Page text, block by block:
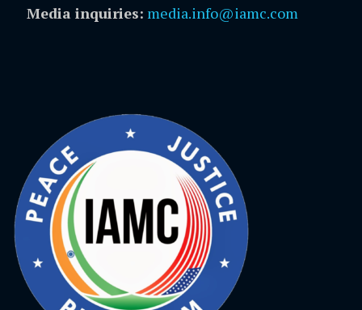
Media inquiries: media.info@iamc.com